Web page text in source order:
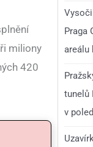
miliony
420
Praga
areálu
tunelů
v